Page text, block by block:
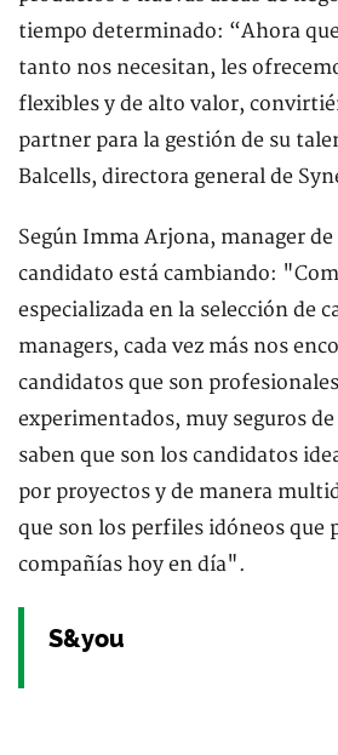
tiempo determinado: “Ahora
tanto nos necesitan, les
flexibles y de alto valor,
partner para la gestión de su
Balcells, directora general de
Según Imma Arjona, manager
candidato está cambiando:
especializada en la selección de
managers, cada vez más nos
candidatos que son
experimentados, muy seguros
saben que son los candidatos
por proyectos y de manera
que son los perfiles idóneos que
compañías hoy en día".
S&you